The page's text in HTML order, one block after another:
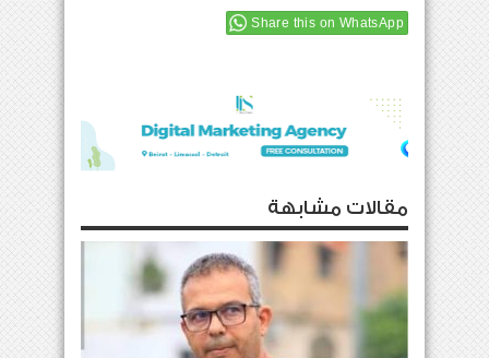
Share this on WhatsApp
مقالات مشابهة